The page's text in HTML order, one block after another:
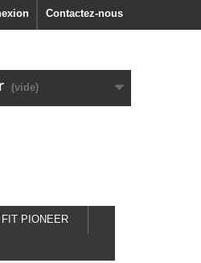
Contactez-nous
(vide)
PIONEER